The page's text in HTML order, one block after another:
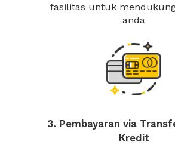
fasilitas untuk
anda
3. Pembayaran via
Kredit